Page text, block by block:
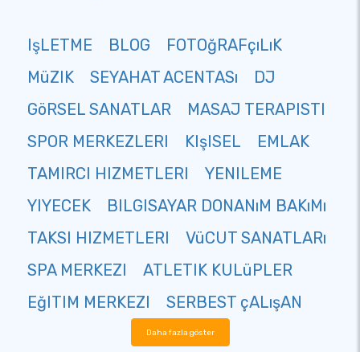
IşLETME BLOG
FOTOğRAFçıLıK
MüZIK
SEYAHAT ACENTASı
DJ
GöRSEL SANATLAR
MASAJ TERAPISTI
SPOR MERKEZLERI
KIşISEL
EMLAK
TAMIRCI HIZMETLERI
YENILEME
YIYECEK
BILGISAYAR DONANıM BAKıMı
TAKSI HIZMETLERI
VüCUT SANATLARı
SPA MERKEZI
ATLETIK KULüPLER
EğITIM MERKEZI
SERBEST çALışAN
Daha fazla göster